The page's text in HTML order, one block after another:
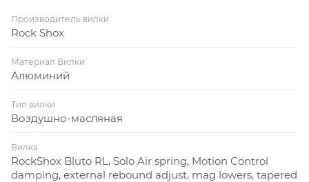
работу трансмиссии с широким выбором
передач
Характеристика:
РАМА
Материал
Производитель вилки
Rock Shox
Материал Вилки
Алюминий
Тип вилки
Воздушно-масляная
Вилка
RockShox Bluto RL, Solo Air spring, Motion Control
damping, external rebound adjust, mag lowers, tapered